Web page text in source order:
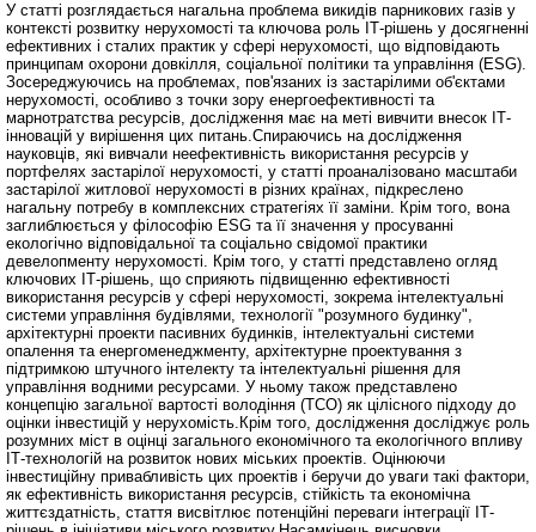
У статті розглядається нагальна проблема викидів парникових газів у
контексті розвитку нерухомості та ключова роль ІТ-рішень у досягненні
ефективних і сталих практик у сфері нерухомості, що відповідають
принципам охорони довкілля, соціальної політики та управління (ESG).
Зосереджуючись на проблемах, пов'язаних із застарілими об'єктами
нерухомості, особливо з точки зору енергоефективності та
марнотратства ресурсів, дослідження має на меті вивчити внесок ІТ-
інновацій у вирішення цих питань.Спираючись на дослідження
науковців, які вивчали неефективність використання ресурсів у
портфелях застарілої нерухомості, у статті проаналізовано масштаби
застарілої житлової нерухомості в різних країнах, підкреслено
нагальну потребу в комплексних стратегіях її заміни. Крім того, вона
заглиблюється у філософію ESG та її значення у просуванні
екологічно відповідальної та соціально свідомої практики
девелопменту нерухомості. Крім того, у статті представлено огляд
ключових ІТ-рішень, що сприяють підвищенню ефективності
використання ресурсів у сфері нерухомості, зокрема інтелектуальні
системи управління будівлями, технології "розумного будинку",
архітектурні проекти пасивних будинків, інтелектуальні системи
опалення та енергоменеджменту, архітектурне проектування з
підтримкою штучного інтелекту та інтелектуальні рішення для
управління водними ресурсами. У ньому також представлено
концепцію загальної вартості володіння (TCO) як цілісного підходу до
оцінки інвестицій у нерухомість.Крім того, дослідження досліджує роль
розумних міст в оцінці загального економічного та екологічного впливу
ІТ-технологій на розвиток нових міських проектів. Оцінюючи
інвестиційну привабливість цих проектів і беручи до уваги такі фактори,
як ефективність використання ресурсів, стійкість та економічна
життєздатність, стаття висвітлює потенційні переваги інтеграції ІТ-